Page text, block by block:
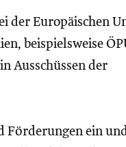
der Europäischen
beispielsweise
Ausschüssen der
Förderungen ein